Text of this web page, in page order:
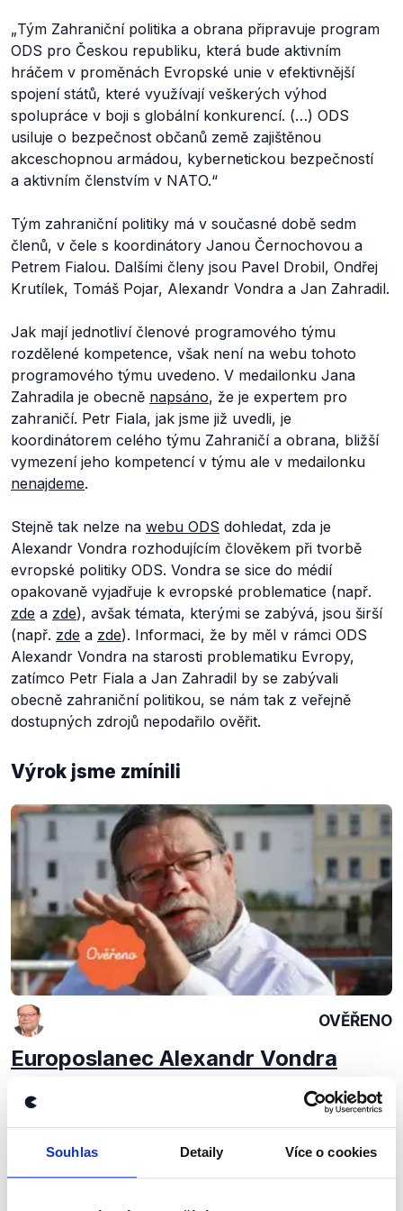
Souhlas Detaily Více o cookies
„Tým Zahraniční politika a obrana připravuje program
ODS pro Českou republiku, která bude aktivním
hráčem v proměnách Evropské unie v efektivnější
spojení států, které využívají veškerých výhod
spolupráce v boji s globální konkurencí. (…) ODS
usiluje o bezpečnost občanů země zajištěnou
akceschopnou armádou, kybernetickou bezpečností
a aktivním členstvím v NATO.“
Tým zahraniční politiky má v současné době sedm
členů, v čele s koordinátory Janou Černochovou a
Petrem Fialou. Dalšími členy jsou Pavel Drobil, Ondřej
Krutílek, Tomáš Pojar, Alexandr Vondra a Jan Zahradil.
Jak mají jednotliví členové programového týmu
rozdělené kompetence, však není na webu tohoto
programového týmu uvedeno. V medailonku Jana
Zahradila je obecně napsáno, že je expertem pro
zahraničí. Petr Fiala, jak jsme již uvedli, je
koordinátorem celého týmu Zahraničí a obrana, bližší
vymezení jeho kompetencí v týmu ale v medailonku
nenajdeme.
Stejně tak nelze na webu ODS dohledat, zda je
Alexandr Vondra rozhodujícím člověkem při tvorbě
evropské politiky ODS. Vondra se sice do médií
opakovaně vyjadřuje k evropské problematice (např.
zde a zde), avšak témata, kterými se zabývá, jsou širší
(např. zde a zde). Informaci, že by měl v rámci ODS
Alexandr Vondra na starosti problematiku Evropy,
zatímco Petr Fiala a Jan Zahradil by se zabývali
obecně zahraniční politikou, se nám tak z veřejně
dostupných zdrojů nepodařilo ověřit.
Výrok jsme zmínili
OVĚŘENO
Europoslanec Alexandr Vondra
Poslanec Evropského parlamentu a místopředseda
zahraniční politice, Miloši Vystrčilovi a cestě na
Tchaj-wan.